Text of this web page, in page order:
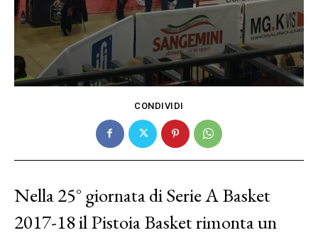
CONDIVIDI
Nella 25° giornata di Serie A Basket
2017-18 il Pistoia Basket rimonta un